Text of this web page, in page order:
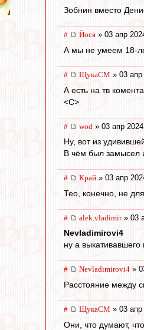
Зобнин вместо
# Йося » 03 апр
А мы не умеем 18-
# ЩукаСМ » 03
А есть на тв
<C>
# wod » 03 апр
Ну, вот из
В чём был замысел
# Край » 03 апр
Тео, конечно, не
# alek.vladimir» 03
Nevladimirovi4
ну а
# Nevladimirovi4 »
Расстояние между
# ЩукаСМ » 03
Они, что думают,